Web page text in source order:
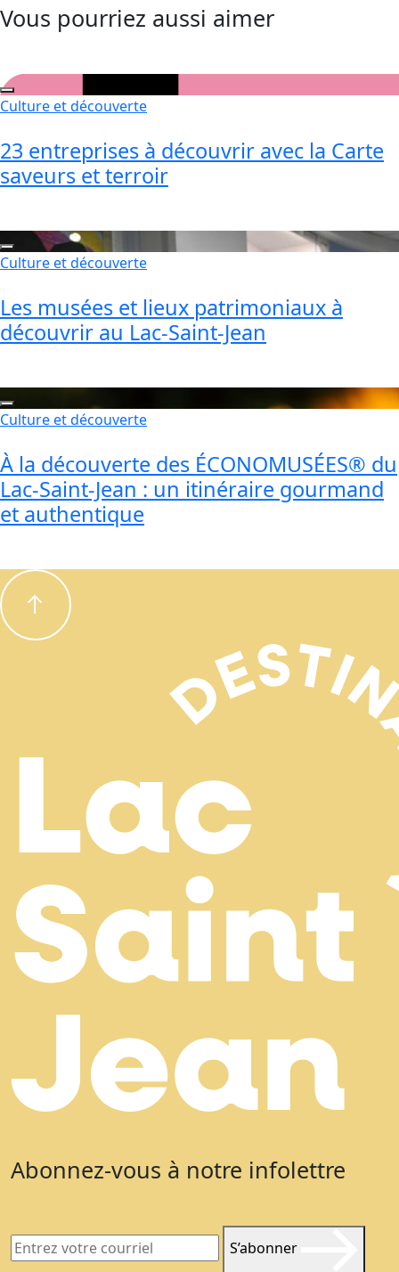
Vous pourriez aussi aimer
Culture et découverte
23 entreprises à découvrir avec la Carte
saveurs et terroir
Culture et découverte
Les musées et lieux patrimoniaux à
découvrir au Lac-Saint-Jean
Culture et découverte
À la découverte des ÉCONOMUSÉES® du
Lac-Saint-Jean : un itinéraire gourmand
et authentique
Abonnez-vous à notre infolettre
S’abonner